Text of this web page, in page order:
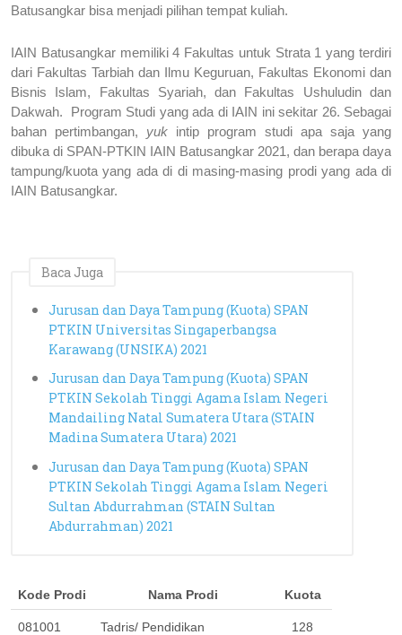
Batusangkar bisa menjadi pilihan tempat kuliah.
IAIN Batusangkar memiliki 4 Fakultas untuk Strata 1 yang terdiri
dari Fakultas Tarbiah dan Ilmu Keguruan, Fakultas Ekonomi dan
Bisnis Islam, Fakultas Syariah, dan Fakultas Ushuludin dan
Dakwah.  Program Studi yang ada di IAIN ini sekitar 26. Sebagai
bahan pertimbangan, yuk intip program studi apa saja yang
dibuka di SPAN-PTKIN IAIN Batusangkar 2021, dan berapa daya
tampung/kuota yang ada di di masing-masing prodi yang ada di
IAIN Batusangkar.
Baca Juga
Jurusan dan Daya Tampung (Kuota) SPAN
PTKIN Universitas Singaperbangsa
Karawang (UNSIKA) 2021
Jurusan dan Daya Tampung (Kuota) SPAN
PTKIN Sekolah Tinggi Agama Islam Negeri
Mandailing Natal Sumatera Utara (STAIN
Madina Sumatera Utara) 2021
Jurusan dan Daya Tampung (Kuota) SPAN
PTKIN Sekolah Tinggi Agama Islam Negeri
Sultan Abdurrahman (STAIN Sultan
Abdurrahman) 2021
Kode Prodi Nama Prodi Kuota
081001
Tadris/ Pendidikan
128